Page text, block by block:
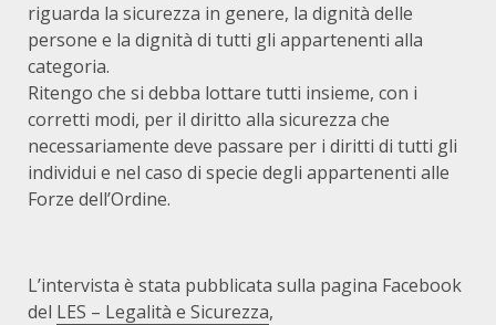
riguarda la sicurezza in genere, la dignità delle
persone e la dignità di tutti gli appartenenti alla
categoria.
Ritengo che si debba lottare tutti insieme, con i
corretti modi, per il diritto alla sicurezza che
necessariamente deve passare per i diritti di tutti gli
individui e nel caso di specie degli appartenenti alle
Forze dell’Ordine.
L’intervista è stata pubblicata sulla pagina Facebook
del LES – Legalità e Sicurezza,